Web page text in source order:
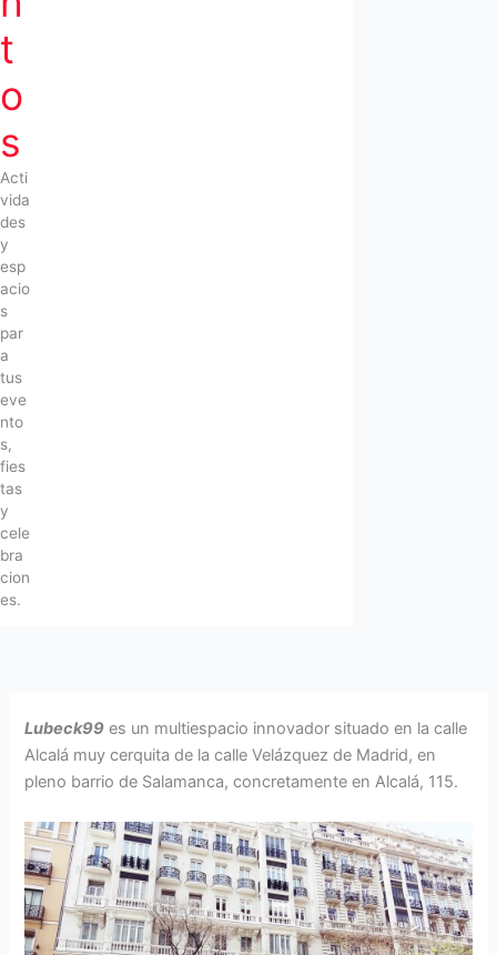
t
o
s
Acti
vida
des
y
esp
acio
s
par
a
tus
eve
nto
s,
fies
tas
y
cele
bra
cion
es.
Lubeck99 es un multiespacio innovador situado en la calle
Alcalá muy cerquita de la calle Velázquez de Madrid, en
pleno barrio de Salamanca, concretamente en Alcalá, 115.